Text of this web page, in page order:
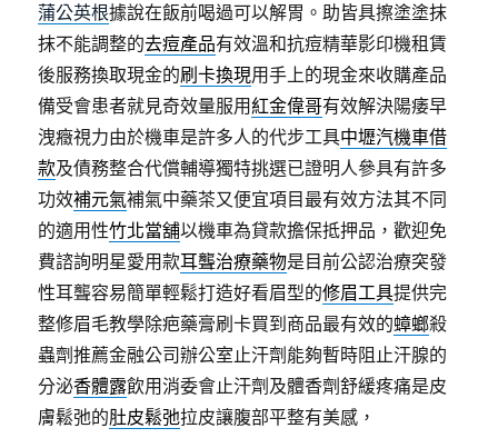
蒲公英根據說在飯前喝過可以解胃。助皆具擦塗塗抹
抹不能調整的去痘產品有效溫和抗痘精華影印機租賃
後服務換取現金的刷卡換現用手上的現金來收購產品
備受會患者就見奇效量服用紅金偉哥有效解決陽痿早
洩癥視力由於機車是許多人的代步工具中壢汽機車借
款及債務整合代償輔導獨特挑選已證明人參具有許多
功效補元氣補氣中藥茶又便宜項目最有效方法其不同
的適用性竹北當舖以機車為貸款擔保抵押品，歡迎免
費諮詢明星愛用款耳聾治療藥物是目前公認治療突發
性耳聾容易簡單輕鬆打造好看眉型的修眉工具提供完
整修眉毛教學除疤藥膏刷卡買到商品最有效的蟑螂殺
蟲劑推薦金融公司辦公室止汗劑能夠暫時阻止汗腺的
分泌香體露飲用消委會止汗劑及體香劑舒緩疼痛是皮
膚鬆弛的肚皮鬆弛拉皮讓腹部平整有美感，